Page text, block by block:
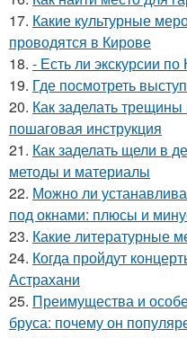
17. Какие культурные
проводятся в Кирове
18. - Есть ли экскурсии
19. Где посмотреть
20. Как заделать
пошаговая инструкция
21. Как заделать щели в
методы и материалы
22. Можно ли
под окнами: плюсы и
23. Какие литературные
24. Когда пройдут
Астрахани
25. Преимущества и
бруса: почему он